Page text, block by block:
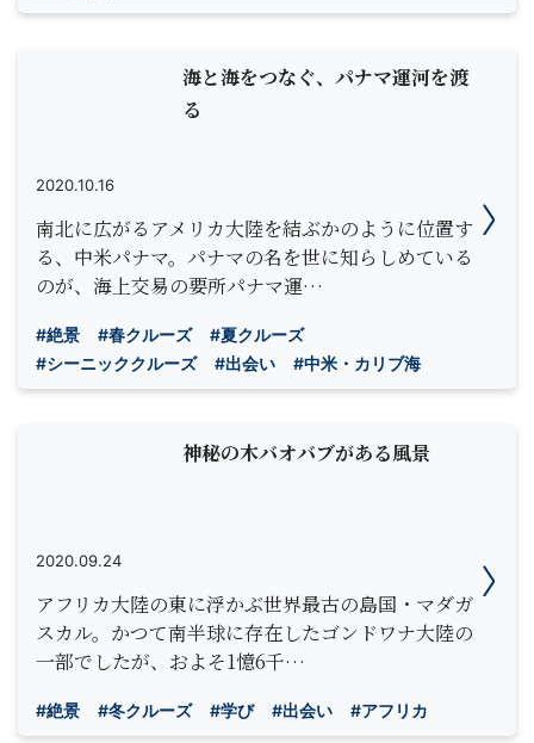
海と海をつなぐ、パナマ運河を渡
る
2020.10.16
南北に広がるアメリカ大陸を結ぶかのように位置す
る、中米パナマ。パナマの名を世に知らしめている
のが、海上交易の要所パナマ運…
#絶景 #春クルーズ
#夏クルーズ
#シーニッククルーズ
#出会い #中米・カリブ海
神秘の木バオバブがある風景
2020.09.24
アフリカ大陸の東に浮かぶ世界最古の島国・マダガ
スカル。かつて南半球に存在したゴンドワナ大陸の
一部でしたが、およそ1憶6千…
#絶景 #冬クルーズ #学び #出会い #アフリカ